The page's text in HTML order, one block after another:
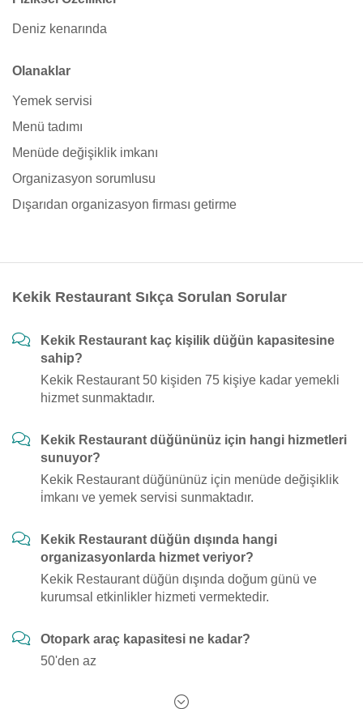
Deniz kenarında
Olanaklar
Yemek servisi
Menü tadımı
Menüde değişiklik imkanı
Organizasyon sorumlusu
Dışarıdan organizasyon firması getirme
Kekik Restaurant Sıkça Sorulan Sorular
Kekik Restaurant kaç kişilik düğün kapasitesine
sahip?
Kekik Restaurant 50 kişiden 75 kişiye kadar yemekli
hizmet sunmaktadır.
Kekik Restaurant düğününüz için hangi hizmetleri
sunuyor?
Kekik Restaurant düğününüz için menüde değişiklik
i̇mkanı ve yemek servisi sunmaktadır.
Kekik Restaurant düğün dışında hangi
organizasyonlarda hizmet veriyor?
Kekik Restaurant düğün dışında doğum günü ve
kurumsal etkinlikler hizmeti vermektedir.
Otopark araç kapasitesi ne kadar?
50'den az